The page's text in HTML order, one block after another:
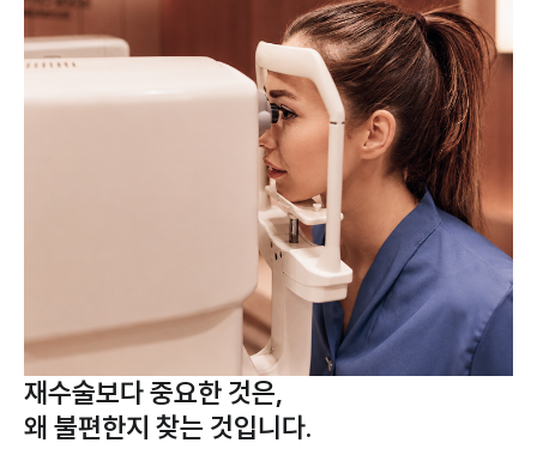
재수술보다 중요한 것은,
왜 불편한지 찾는 것입니다.